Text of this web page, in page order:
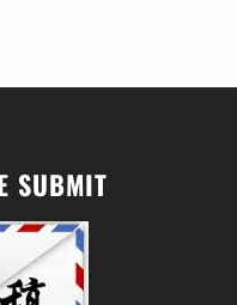
SUBMIT